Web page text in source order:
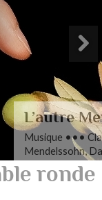
ronde